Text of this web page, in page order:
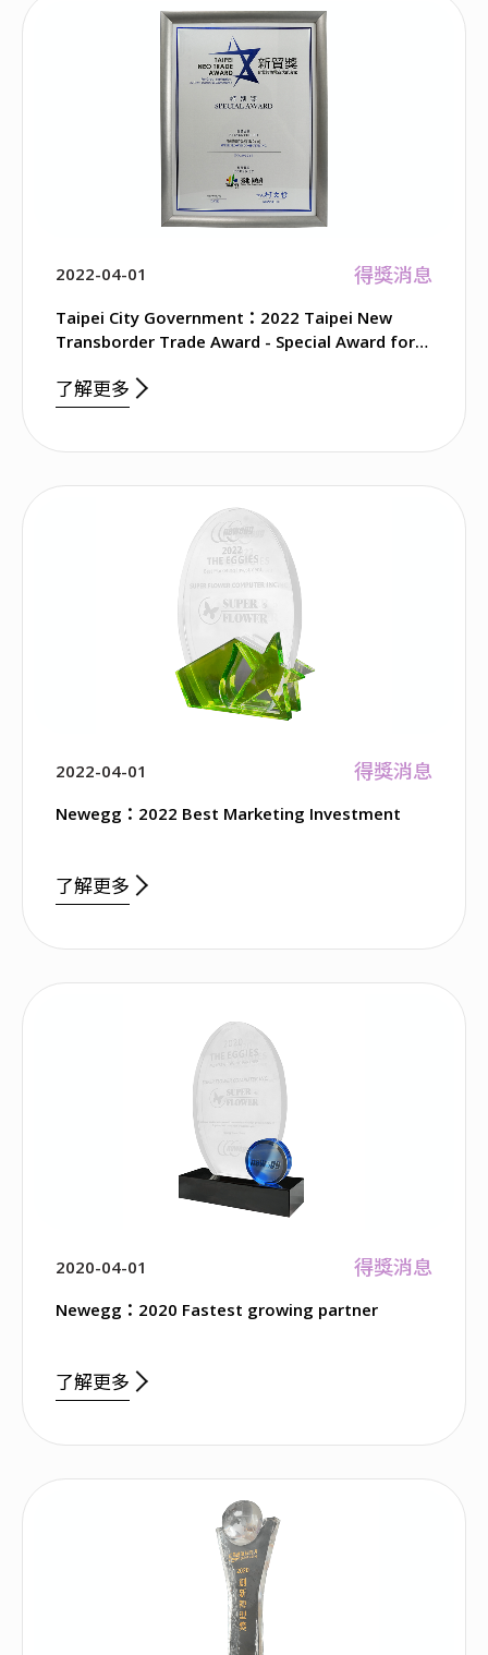
2022-04-01 得獎消息
Taipei City Government：2022 Taipei New
Transborder Trade Award - Special Award for
了解更多
2022-04-01 得獎消息
Newegg：2022 Best Marketing Investment
了解更多
2020-04-01 得獎消息
Newegg：2020 Fastest growing partner
了解更多